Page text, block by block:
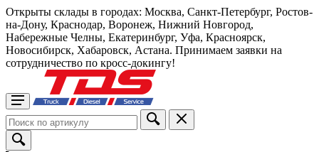
Открыты склады в городах: Москва, Санкт-Петербург, Ростов-
на-Дону, Краснодар, Воронеж, Нижний Новгород,
Набережные Челны, Екатеринбург, Уфа, Красноярск,
Новосибирск, Хабаровск, Астана. Принимаем заявки на
сотрудничество по кросс-докингу!